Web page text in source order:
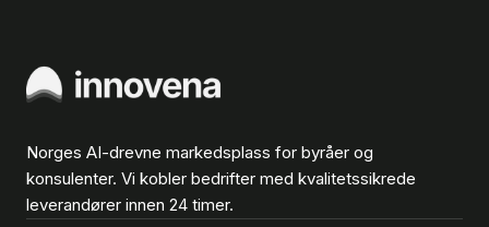
Norges AI-drevne markedsplass for byråer og
konsulenter. Vi kobler bedrifter med kvalitetssikrede
leverandører innen 24 timer.